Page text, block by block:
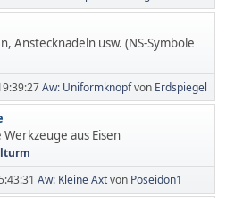
Anstecknadeln usw. (NS-Symbole
Aw: Uniformknopfvon Erdspiegel
aus Eisen
Aw: Kleine Axtvon Poseidon1